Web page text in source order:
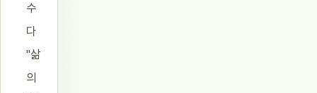
수
다
"삶
의